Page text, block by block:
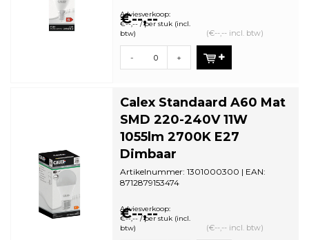
€--,--
Adviesverkoop:
€--,-- / per stuk (incl.
btw)
(€--,-- incl. btw)
- +
Calex Standaard A60 Mat
SMD 220-240V 11W
1055lm 2700K E27
Dimbaar
Artikelnummer: 1301000300 | EAN:
8712879153474
€--,--
Adviesverkoop:
€--,-- / per stuk (incl.
btw)
(€--,-- incl. btw)